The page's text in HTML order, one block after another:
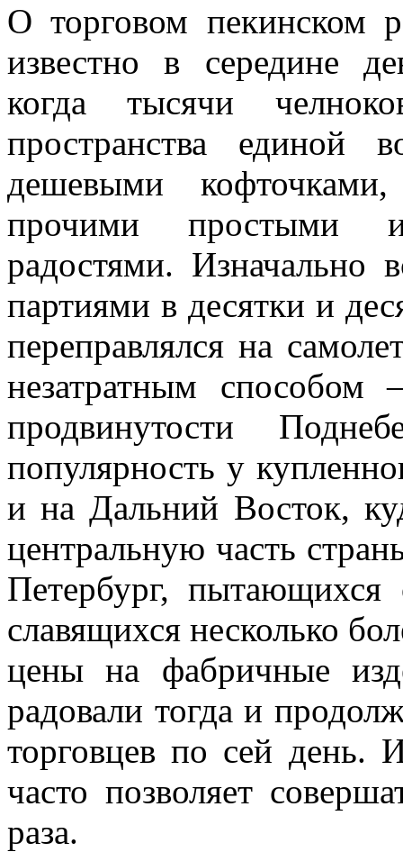
О торговом пекинском
известно в середине
когда тысячи
пространства
дешевыми
прочими простыми
радостями. Изначально
партиями в десятки и
переправлялся на
незатратным
продвинутости
популярность у
и на Дальний Восток,
центральную часть
Петербург, пытающихся
славящихся несколько
цены на фабричные
радовали тогда и
торговцев по сей день.
часто позволяет
раза.